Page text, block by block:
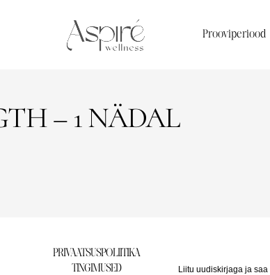
Prooviperiood
– 1 NÄDAL
PRIVAATSUSPOLIITIKA
TINGIMUSED
Liitu uudiskirjaga ja saa